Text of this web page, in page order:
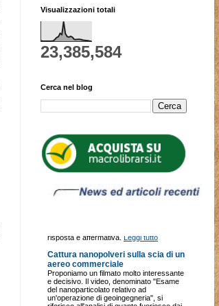
Visualizzazioni totali
23,385,584
Cerca nel blog